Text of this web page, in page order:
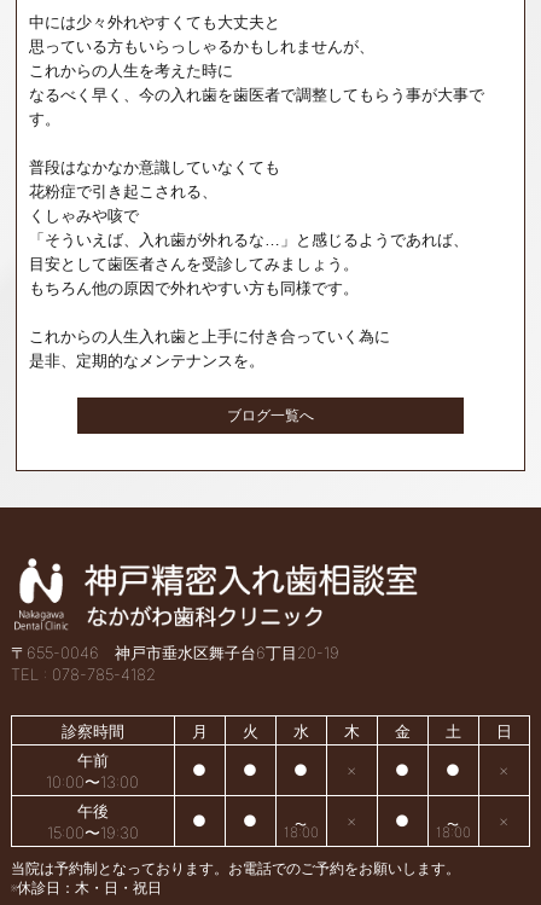
中には少々外れやすくても大丈夫と
思っている方もいらっしゃるかもしれませんが、
これからの人生を考えた時に
なるべく早く、今の入れ歯を歯医者で調整してもらう事が大事で
す。
普段はなかなか意識していなくても
花粉症で引き起こされる、
くしゃみや咳で
「そういえば、入れ歯が外れるな…」と感じるようであれば、
目安として歯医者さんを受診してみましょう。
もちろん他の原因で外れやすい方も同様です。
これからの人生入れ歯と上手に付き合っていく為に
是非、定期的なメンテナンスを。
ブログ一覧へ
〒655-0046 神戸市垂水区舞子台6丁目20-19
TEL : 078-785-4182
診察時間 月 火 水 木 金 土
日
午前
10:00〜13:00
● ● ● × ● ● ×
午後
15:00〜19:30
● ●
18:00
× ●
18:00
×
当院は予約制となっております。お電話でのご予約をお願いします。
※休診日：木・日・祝日